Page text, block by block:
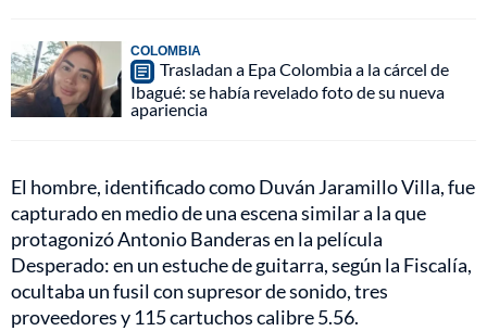
COLOMBIA
Trasladan a Epa Colombia a la cárcel de
Ibagué: se había revelado foto de su nueva
apariencia
El hombre, identificado como Duván Jaramillo Villa, fue
capturado en medio de una escena similar a la que
protagonizó Antonio Banderas en la película
Desperado: en un estuche de guitarra, según la Fiscalía,
ocultaba un fusil con supresor de sonido, tres
proveedores y 115 cartuchos calibre 5.56.